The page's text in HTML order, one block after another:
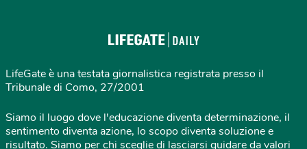
LifeGate è una testata giornalistica registrata presso il
Tribunale di Como, 27/2001
Siamo il luogo dove l'educazione diventa determinazione, il
sentimento diventa azione, lo scopo diventa soluzione e
risultato. Siamo per chi sceglie di lasciarsi guidare da valori